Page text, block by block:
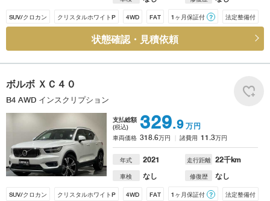
SUV/クロカン クリスタルホワイトP 4WD FAT 1ヶ月保証付 ？ 法定整備付
状態確認・見積依頼
ボルボ ＸＣ４０
B4 AWD インスクリプション
支払総額
(税込)
329.9 万円
車両価格 318.6万円 諸費用 11.3万円
年式 2021 走行距離 22千km
車検 なし 修復歴 なし
SUV/クロカン クリスタルホワイトP 4WD FAT 1ヶ月保証付 ？ 法定整備付